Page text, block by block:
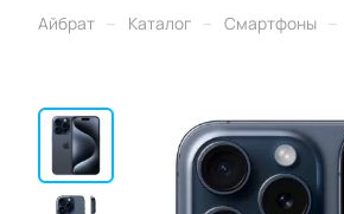
Айбрат – Каталог – Смартфоны –